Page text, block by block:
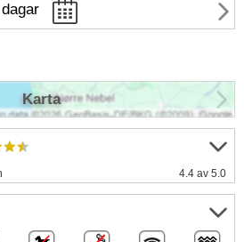
4.4 av 5.0
Karta